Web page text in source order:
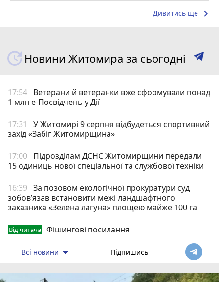
Дивитись ще keyboard_arrow_right
Новини Житомира за сьогодні
17:54 Ветерани й ветеранки вже сформували понад
1 млн е-Посвідчень у Дії
17:31
У Житомирі 9 серпня відбудеться спортивний
захід «Забіг Житомирщина»
17:00 Підрозділам ДСНС Житомирщини передали
15 одиниць нової спеціальної та службової техніки
16:39 За позовом екологічної прокуратури суд
зобов’язав встановити межі ландшафтного
заказника «Зелена лагуна» площею майже 100 га
Від читача Фішингові посилання
Всі новини Підпишись